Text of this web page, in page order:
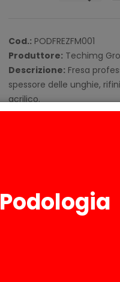
Cod.: PODFREZFM001
Produttore: Techimg
Descrizione: Fresa
spessore delle unghie,
acrilico.
Offre un'ottima
Podologia